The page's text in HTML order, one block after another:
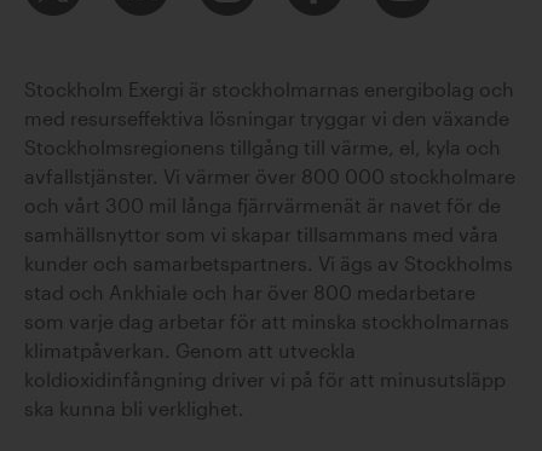
Stockholm Exergi är stockholmarnas energibolag och
med resurseffektiva lösningar tryggar vi den växande
Stockholmsregionens tillgång till värme, el, kyla och
avfallstjänster. Vi värmer över 800 000 stockholmare
och vårt 300 mil långa fjärrvärmenät är navet för de
samhällsnyttor som vi skapar tillsammans med våra
kunder och samarbetspartners. Vi ägs av Stockholms
stad och Ankhiale och har över 800 medarbetare
som varje dag arbetar för att minska stockholmarnas
klimatpåverkan. Genom att utveckla
koldioxidinfångning driver vi på för att minusutsläpp
ska kunna bli verklighet.